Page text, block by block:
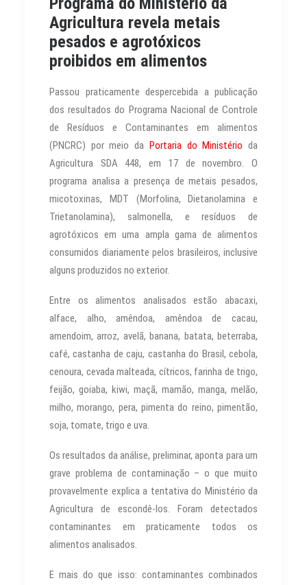
Agricultura revela metais
pesados e agrotóxicos
proibidos em alimentos
Passou praticamente despercebida a publicação
dos resultados do Programa Nacional de Controle
de Resíduos e Contaminantes em alimentos
(PNCRC) por meio da Portaria do Ministério da
Agricultura SDA 448, em 17 de novembro. O
programa analisa a presença de metais pesados,
micotoxinas, MDT (Morfolina, Dietanolamina e
Trietanolamina), salmonella, e resíduos de
agrotóxicos em uma ampla gama de alimentos
consumidos diariamente pelos brasileiros, inclusive
alguns produzidos no exterior.
Entre os alimentos analisados estão abacaxi,
alface, alho, amêndoa, amêndoa de cacau,
amendoim, arroz, avelã, banana, batata, beterraba,
café, castanha de caju, castanha do Brasil, cebola,
cenoura, cevada malteada, cítricos, farinha de trigo,
feijão, goiaba, kiwi, maçã, mamão, manga, melão,
milho, morango, pera, pimenta do reino, pimentão,
soja, tomate, trigo e uva.
Os resultados da análise, preliminar, aponta para um
grave problema de contaminação – o que muito
provavelmente explica a tentativa do Ministério da
Agricultura de escondê-los. Foram detectados
contaminantes em praticamente todos os
alimentos analisados.
E mais do que isso: contaminantes combinados